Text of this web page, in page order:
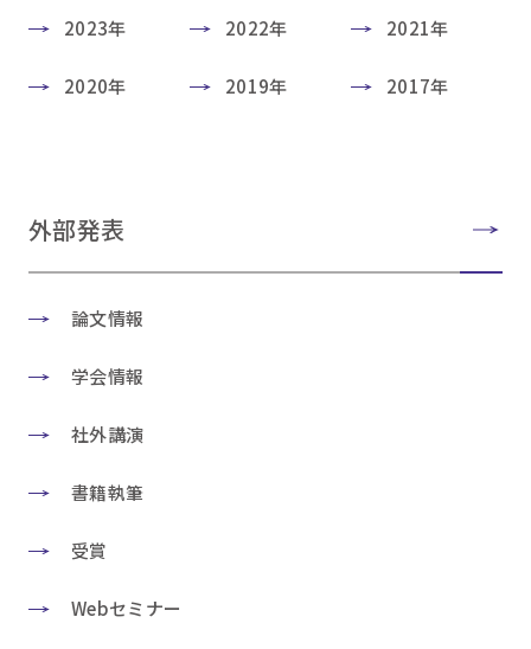
2023年 2022年 2021年
2020年 2019年 2017年
外部発表
論文情報
学会情報
社外講演
書籍執筆
受賞
Webセミナー